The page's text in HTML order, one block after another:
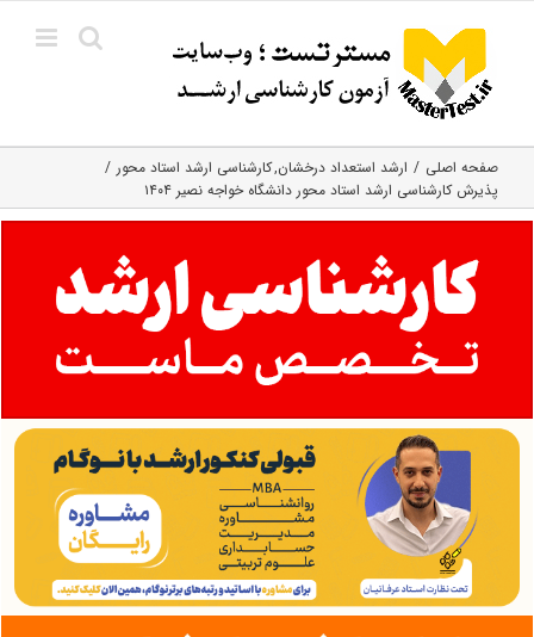
content
صفحه اصلی ارشد استعداد درخشان کارشناسی ارشد استاد محور
پذیرش کارشناسی ارشد استاد محور دانشگاه خواجه نصیر ۱۴۰۴